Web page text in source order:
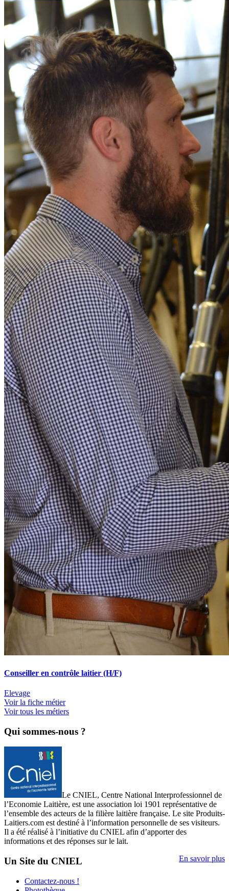
Conseiller en contrôle laitier (H/F)
Elevage
Voir la fiche métier
Voir tous les métiers
Qui sommes-nous ?
Le CNIEL, Centre National Interprofessionnel de
l’Economie Laitière, est une association loi 1901 représentative de
l’ensemble des acteurs de la filière laitière française. Le site Produits-
Laitiers.com est destiné à l’information personnelle de ses visiteurs.
Il a été réalisé à l’initiative du CNIEL afin d’apporter des
informations et des réponses sur le lait.
En savoir plus
Un Site du CNIEL
Contactez-nous !